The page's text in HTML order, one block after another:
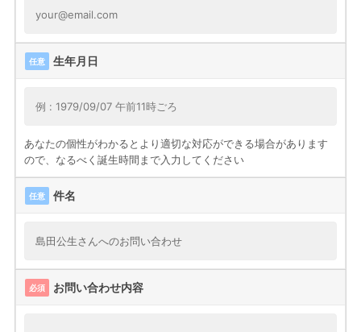
任意 生年月日
あなたの個性がわかるとより適切な対応ができる場合があります
ので、なるべく誕生時間まで入力してください
任意 件名
必須 お問い合わせ内容